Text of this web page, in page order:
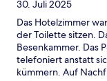
30. Juli 2025
Das Hotelzimmer
der Toilette sitzen.
Besenkammer. Das
telefoniert anstatt
kümmern. Auf